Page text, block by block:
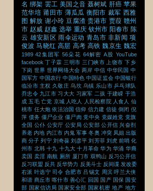
名 绑架 罢工 美国之音 聂树斌 肝癌 苹果
范华培 莆田市 薄瓜瓜 衡阳市 裁军 西雅
图 解放 谢小玲 豆腐渣 贵港市 贾葭 赣州
市 赵威 赵鑫 选举 重庆 钦州市 阳春市 陈
云 雄安新区 雨伞运动 青岛市 非新闻 项
俊波 马晓红 高层 高考 高铁 魏京生 魏宏
1989 42集团军 56朵花 64解密 A股 YouTube
facebook 丁子霖 三明市 三门峡市 上饶市 下乡
下岗 世界 世界网络大会 两岸 中信 中华民国 中
国军方 中国农行 中国特色 中国证监会 中国银行
临汾市 主权 久敬庄 乌坎 乌镇 乐山市 乒乓球队
乔忠令 九江市 习大大 习家军 二孩 于建嵘 于浩
成 五毛 亡党 京城 人吃人 人民检察院 人食人 仙
桃市 任大炮 依法治国 信仰 信力建 信徒 倒闭 倪
萍 债务 僵尸企业 僵尸肉 党中央 党媒姓党 党旗
全国 公仆 公安厅 公安局 公安部 公开信 兴奋剂
养老 内地 内江市 内鬼 军事 冬奥 冲突 凤姐 出版
商 分子 列宁 刘奇葆 刘彦平 刘芳菲 刘虎 前哨 化
州市 北韩 十九 十九大 十月革命 华为 华涌 华裔
卖国 卖淫 南航 厕所 厦门市 双鸭山 反习公开信
反习联盟 反共 反华势力 反美斗士 反间谍 发改委
右派 叶选宁 司令 合肥市 吕锡文 周滨 呼兰大侠
和谐 商丘市 喀什市 善心汇 回国 国产 国保 国安
部 国家信访局 国家安全部 国家机密 地产 地方